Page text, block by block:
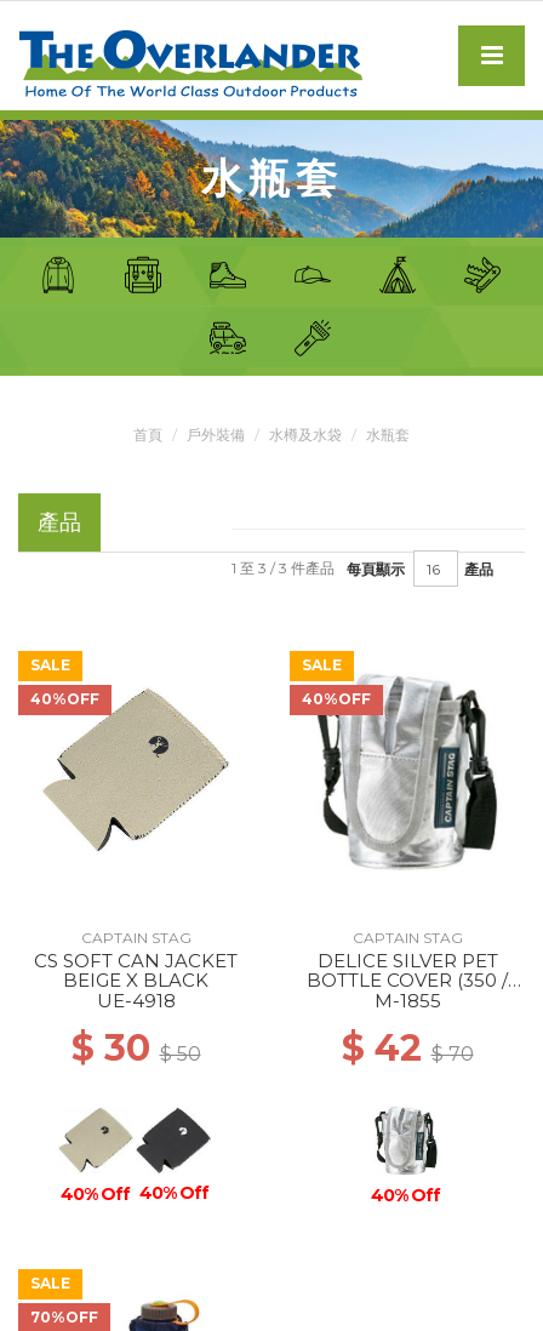
水瓶套
首頁 戶外裝備 水樽及水袋 水瓶套
產品
每頁顯示 產品
1 至 3 / 3 件產品
SALE
40%OFF
CAPTAIN STAG
CS SOFT CAN JACKET
BEIGE X BLACK
UE-4918
$ 30$ 50
40% Off 40% Off
SALE
40%OFF
CAPTAIN STAG
DELICE SILVER PET
BOTTLE COVER (350 /
500ML COMBINED USE)
M-1855
$ 42$ 70
40% Off
SALE
70%OFF